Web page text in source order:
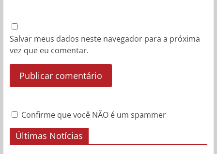
Salvar meus dados neste navegador para a próxima
vez que eu comentar.
Confirme que você NÃO é um spammer
Últimas Notícias